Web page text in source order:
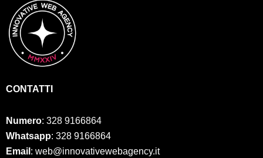
CONTATTI
Numero: 328 9166864
Whatsapp: 328 9166864
Email : web@innovativewebagency.it